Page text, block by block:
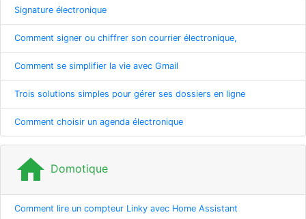
Signature électronique
Comment signer ou chiffrer son courrier électronique,
Comment se simplifier la vie avec Gmail
Trois solutions simples pour gérer ses dossiers en ligne
Comment choisir un agenda électronique
home Domotique
Comment lire un compteur Linky avec Home Assistant